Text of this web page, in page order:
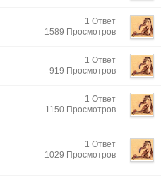
1 Ответ
1589 Просмотров
1 Ответ
919 Просмотров
1 Ответ
1150 Просмотров
1 Ответ
1029 Просмотров